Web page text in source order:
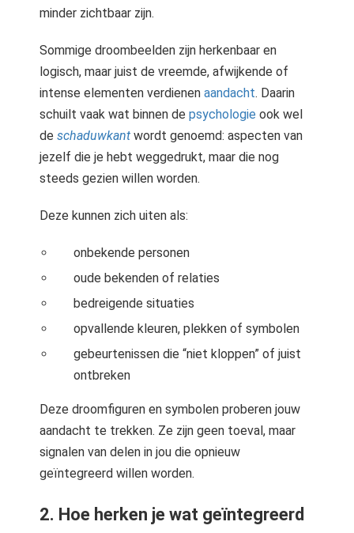
minder zichtbaar zijn.
Sommige droombeelden zijn herkenbaar en
logisch, maar juist de vreemde, afwijkende of
intense elementen verdienen aandacht. Daarin
schuilt vaak wat binnen de psychologie ook wel
de schaduwkant wordt genoemd: aspecten van
jezelf die je hebt weggedrukt, maar die nog
steeds gezien willen worden.
Deze kunnen zich uiten als:
onbekende personen
oude bekenden of relaties
bedreigende situaties
opvallende kleuren, plekken of symbolen
gebeurtenissen die “niet kloppen” of juist
ontbreken
Deze droomfiguren en symbolen proberen jouw
aandacht te trekken. Ze zijn geen toeval, maar
signalen van delen in jou die opnieuw
geïntegreerd willen worden.
2. Hoe herken je wat geïntegreerd